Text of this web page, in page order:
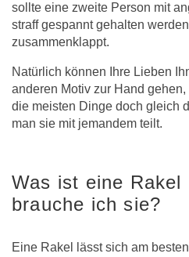
sollte eine zweite Person mit
straff gespannt gehalten
zusammenklappt.
Natürlich können Ihre Lieben
anderen Motiv zur Hand
die meisten Dinge doch gleich
man sie mit jemandem teilt.
Was ist eine Rakel
brauche ich sie?
Eine Rakel lässt sich am